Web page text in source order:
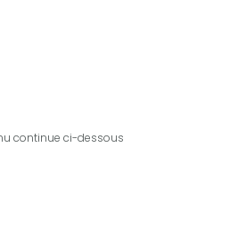
continue ci-dessous